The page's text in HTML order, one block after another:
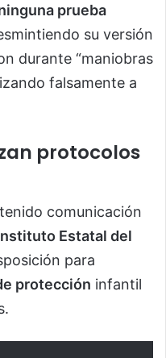
prueba
su versión
durante “maniobras
falsamente a
protocolos
comunicación
Estatal del
para
protección infantil